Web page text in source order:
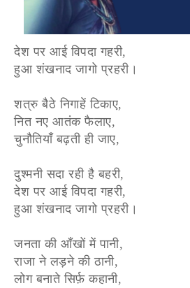
देश पर आई विपदा गहरी,
हुआ शंखनाद जागो प्रहरी।
शत्रु बैठे निगाहें टिकाए,
नित नए आतंक फैलाए,
चुनौतियाँ बढ़ती ही जाए,
दुश्मनी सदा रही है बहरी,
देश पर आई विपदा गहरी,
हुआ शंखनाद जागो प्रहरी।
जनता की आँखों में पानी,
राजा ने लड़ने की ठानी,
लोग बनाते सिर्फ़ कहानी,